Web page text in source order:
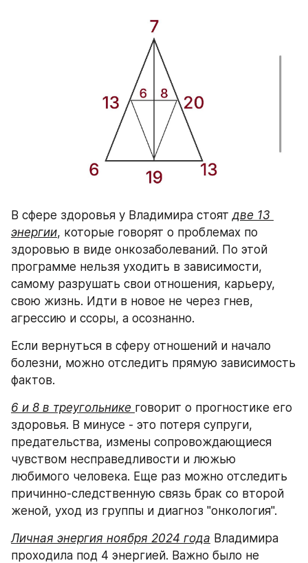
В сфере здоровья у Владимира стоят две 13
энергии, которые говорят о проблемах по
здоровью в виде онкозаболеваний. По этой
программе нельзя уходить в зависимости,
самому разрушать свои отношения, карьеру,
свою жизнь. Идти в новое не через гнев,
агрессию и ссоры, а осознанно.
Если вернуться в сферу отношений и начало
болезни, можно отследить прямую зависимость
фактов.
6 и 8 в треугольнике говорит о прогностике его
здоровья. В минусе - это потеря супруги,
предательства, измены сопровождающиеся
чувством несправедливости и люжью
любимого человека. Еще раз можно отследить
причинно-следственную связь брак со второй
женой, уход из группы и диагноз "онкология".
Личная энергия ноября 2024 года Владимира
проходила под 4 энергией. Важно было не